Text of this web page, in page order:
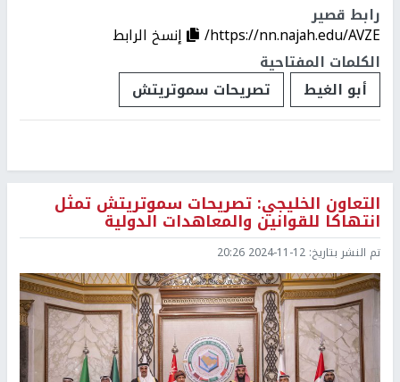
رابط قصير
https://nn.najah.edu/AVZE/
إنسخ الرابط
الكلمات المفتاحية
أبو الغيط
تصريحات سموتريتش
التعاون الخليجي: تصريحات سموتريتش تمثل
انتهاكا للقوانين والمعاهدات الدولية
تم النشر بتاريخ: 2024-11-12 20:26